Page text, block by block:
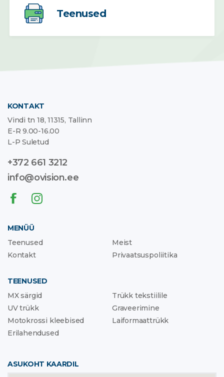
Teenused
KONTAKT
Vindi tn 18, 11315, Tallinn
E-R 9.00-16.00
L-P Suletud
+372 661 3212
info@ovision.ee
MENÜÜ
Teenused
Meist
Kontakt
Privaatsuspoliitika
TEENUSED
MX särgid
Trükk tekstiilile
UV trükk
Graveerimine
Motokrossi kleebised
Laiformaattrükk
Erilahendused
ASUKOHT KAARDIL